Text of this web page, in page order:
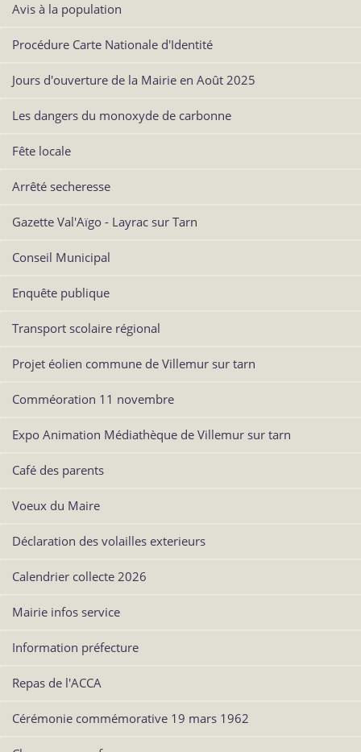
Avis à la population
Procédure Carte Nationale d'Identité
Jours d'ouverture de la Mairie en Août 2025
Les dangers du monoxyde de carbonne
Fête locale
Arrêté secheresse
Gazette Val'Aïgo - Layrac sur Tarn
Conseil Municipal
Enquête publique
Transport scolaire régional
Projet éolien commune de Villemur sur tarn
Comméoration 11 novembre
Expo Animation Médiathèque de Villemur sur tarn
Café des parents
Voeux du Maire
Déclaration des volailles exterieurs
Calendrier collecte 2026
Mairie infos service
Information préfecture
Repas de l'ACCA
Cérémonie commémorative 19 mars 1962